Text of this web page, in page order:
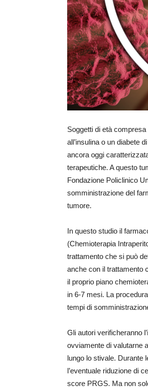
Soggetti di età
all’insulina o un diabete
ancora oggi
terapeutiche. A questo
Fondazione Policlinico
somministrazione del
tumore.
In questo studio il
(Chemioterapia
trattamento che si può
anche con il trattamento
il proprio piano
in 6-7 mesi. La
tempi di
Gli autori verificheranno
ovviamente di valutarne
lungo lo stivale. Durante
l’eventuale riduzione di
score PRGS. Ma non